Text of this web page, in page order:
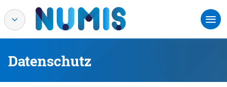
Datenschutz